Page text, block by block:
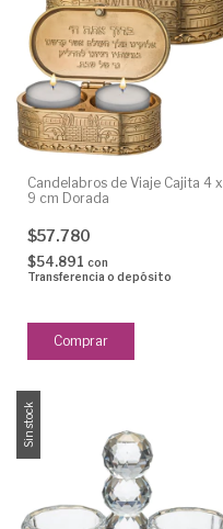
Candelabros de Viaje Cajita 4 x
9 cm Dorada
$57.780
$54.891 con
Transferencia o depósito
Sin stock